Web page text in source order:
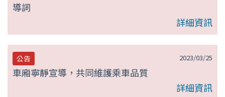
導詞
詳細資訊
2023/03/25
公告
車廂寧靜宣導，共同維護乘車品質
詳細資訊